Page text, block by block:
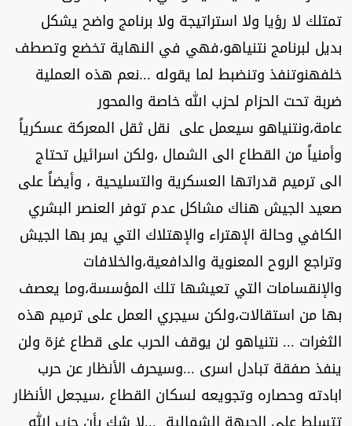
تمتلك لا رؤيا ولا استراتيجة ولا برنامج واضح يشكل
بديل لبرنامج نتنياهو،فهي في النهاية تخضع وتصطف
خلفهنوتنفذ وتنضبط لما يقوله ...نعم هذه العملية
ضربة تحت الحزام لحزب الله خاصة والمحور
عامة،ونتنياهو سيعمل على نقل ثقل المعركة عسكرياً
وأمنياً من القطاع الى الشمال ،ولكن اسرائيل تحتاج
الى ترميم قدراتها العسكرية والتسليحية ، وأيضاً على
صعيد الجيش هناك مشاكل عدم توفر العنصر البشري
الكافي وحالة الإهتراء والإهتلاك التي يمر بها الجيش
وتراجع الروح المعنوية والدافعية،والخلافات
والإنقسامات التي تعيشها تلك المؤسسة،وما يعصف
بها من استقالات،ولكن سيجري العمل على ترميم هذه
الثغرات ... نتنياهو لن يوقف الحرب على قطاع غزة ولن
ينفذ صفقة تبادل اسرى ...وسيحرف الأنظار عن حرب
ابادته وحصاره وتجويعه لسكان القطاع ،سيجعل الأنظار